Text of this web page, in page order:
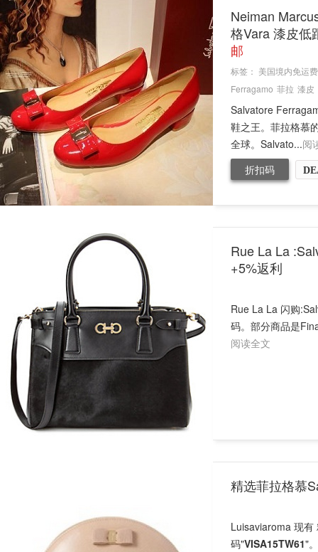
Neiman
格Vara 漆皮
邮
标签： 美国境内免运费
Ferragamo 菲拉 漆皮
Salvatore
鞋之王。菲拉格慕
全球。Salvato...阅
折扣码
Rue La La
+5%返利
Rue La La 闪购
码。部分商品是
阅读全文
精选菲拉格慕
Luisaviaroma 现
码"VISA15TW61"